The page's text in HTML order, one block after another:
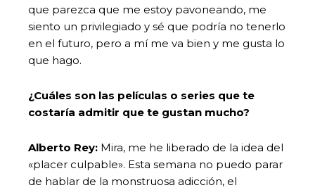
que parezca que me estoy pavoneando, me
siento un privilegiado y sé que podría no tenerlo
en el futuro, pero a mí me va bien y me gusta lo
que hago.
¿Cuáles son las películas o series que te
costaría admitir que te gustan mucho?
Alberto Rey: Mira, me he liberado de la idea del
«placer culpable». Esta semana no puedo parar
de hablar de la monstruosa adicción, el